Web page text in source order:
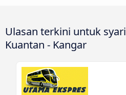
Ulasan terkini untuk
Kuantan - Kangar